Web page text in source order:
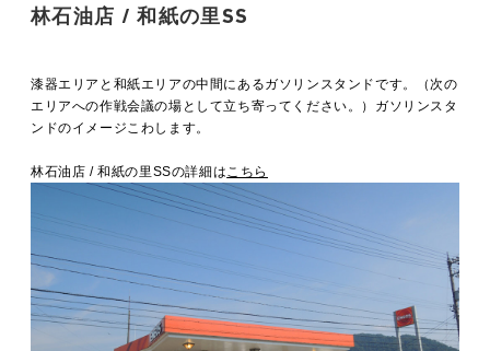
林石油店 / 和紙の里SS
漆器エリアと和紙エリアの中間にあるガソリンスタンドです。（次の
エリアへの作戦会議の場として立ち寄ってください。）ガソリンスタ
ンドのイメージこわします。
林石油店 / 和紙の里SSの詳細はこちら